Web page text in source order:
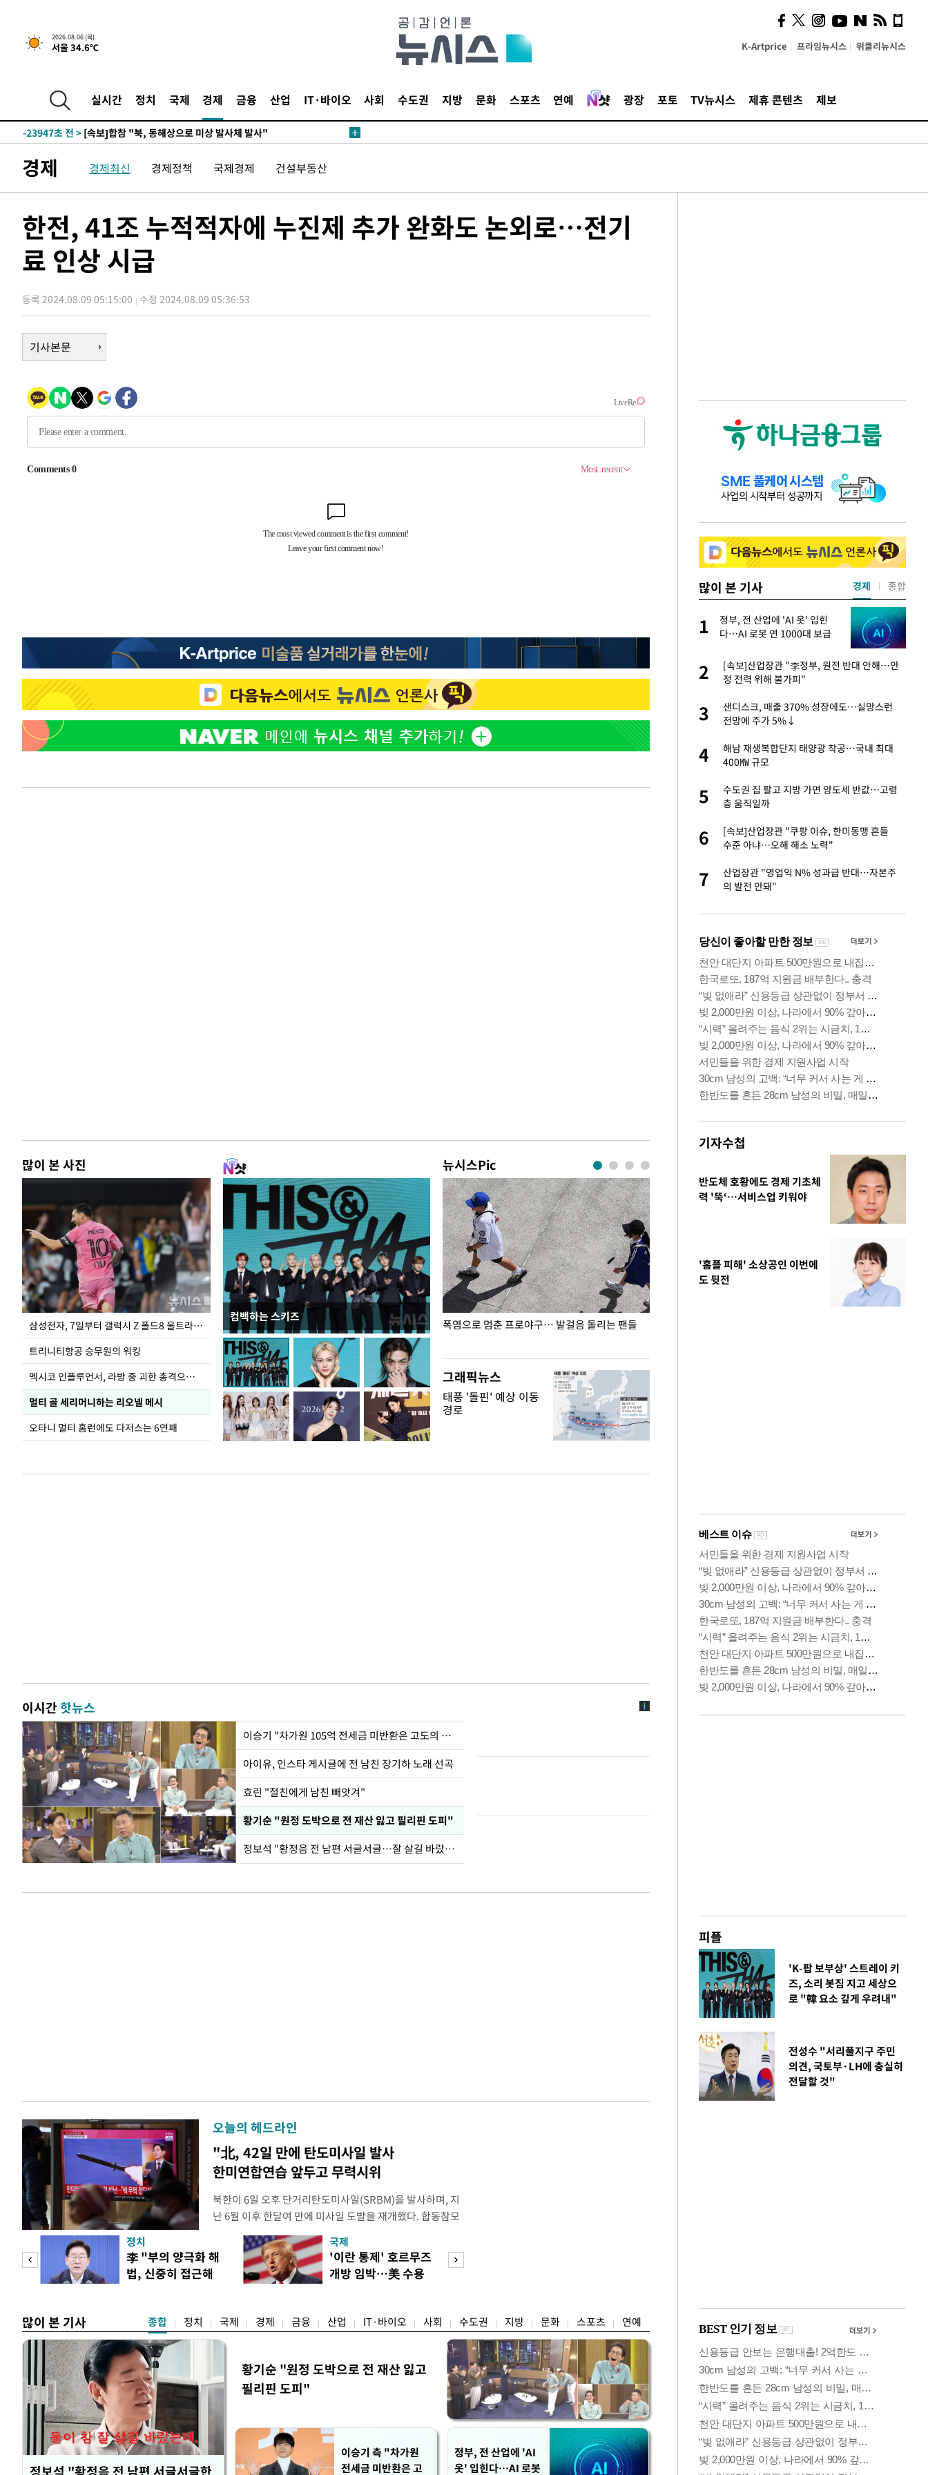
2026.08.06 (목)
서울 34.6℃ K-Artprice 프라임뉴시스 위클리뉴시스
실시간 정치 국제 경제 금융 산업 IT·바이오 사회 수도권 지방 문화 스포츠 연예 광장 포토 TV뉴시스 제휴 콘텐츠 제보
-160초 전 >[속보]경찰, '홍명보 선임 논란' 대한축구협회·축구회관 등 압수수색
-26363초 전 >[속보]합참 "北 발사체는 단거리탄도미사일…감시·경계태세 강
-24541초 전 >
[속보] SKT, 에이닷 서비스 장애 발생…"원인 파악 중"
-23947초 전 >
-23343초 전 > '낮 최고 39도' 불볕더위…한밤 열대야도 계속[내일날씨]
-22964초 전 >
"韓 외환시장 개입 관측 배경엔 美의 대한국 무역적자 있어"
-22791초 전 >'월드컵 탈락 후폭풍' 축구협회…초유의 압수수색에 '충격·당황'
-22193초 전 > [속보]종합특검, 대검 추가 압수수색…내란 중요임무종사 혐의
-18288초 전 > [속보]코스닥, 800p 회복…0.26% 오른 801.67 마감
-18218초 전 >[속보]코스피, 301.88포인트(4.58%) 내린 6296.38 마감
-15682초 전 >"여기 떨어졌다"…다누리, 스페이스X 로켓 달 충돌 흔적 포착
-5328초 전 >
내일까지 39도 '펄펄'…기상청 "태풍 지나며 폭염 잠시 꺾인다"
-4965초 전 >트럼프, 한국계 진보 주지사 후보 맹공…"공산주의가 최대 위협"
-4943초 전 > "美간섭에 합의 지연"…트럼프, '이란 호르무즈 통제권' 수용할까
-1463초 전 >[속보]산업장관 "李정부, 원전 반대 안해…안정 전력 위해 불가피"
[속보]7~9일 프로야구 3연전도 폭염 취소…11일 재개
-18288초 전 >[속보]코스닥, 800p 회복…0.26% 오른 801.67 마감
-18218초 전 >
[속보]코스피, 301.88포인트(4.58%) 내린 6296.38 마감
-15682초 전 > "여기 떨어졌다"…다누리, 스페이스X 로켓 달 충돌 흔적 포착
-12727초 전 >손흥민, 5경기 연속골 실패…LAFC는 승부차기 끝 과달라하라 격파
-5328초 전 >
내일까지 39도 '펄펄'…기상청 "태풍 지나며 폭염 잠시 꺾인다"
-4965초 전 >트럼프, 한국계 진보 주지사 후보 맹공…"공산주의가 최대 위협"
-1463초 전 >[속보]산업장관 "李정부, 원전 반대 안해…안정 전력 위해 불가피"
경제 경제최신 경제정책 국제경제 건설부동산
한전, 41조 누적적자에 누진제 추가 완화도 논외로…전기
료 인상 시급
등록 2024.08.09 05:15:00 수정 2024.08.09 05:36:53
기사본문
많이 본 사진
삼성전자, 7일부터 갤럭시 Z 폴드8 울트라·폴드8·플립8 출시
트리니티항공 승무원의 워킹
멕시코 인플루언서, 라방 중 괴한 총격으로 사망
멀티 골 세리머니하는 리오넬 메시
오타니 멀티 홈런에도 다저스는 6연패
컴백하는 스키즈
뉴시스Pic
입추 하루 앞둔 전남광주… 열화상 카메라에 담긴
폭염
폭염으로 멈춘 프로야구… 발걸음 돌리는 팬들
그래픽뉴스
태풍 '돌핀' 예상 이동
경로
이시간핫뉴스
이승기 "차가원 105억 전세금 미반환은 고도의 사기"
아이유, 인스타 게시글에 전 남친 장기하 노래 선곡
효린 "절친에게 남친 빼앗겨"
황기순 "원정 도박으로 전 재산 잃고 필리핀 도피"
정보석 "황정음 전 남편 서글서글…잘 살길 바랐는데"
오늘의 헤드라인
"北, 42일 만에 탄도미사일 발사
한미연합연습 앞두고 무력시위
북한이 6일 오후 단거리탄도미사일(SRBM)을 발사하며, 지
난 6월 이후 한달여 만에 미사일 도발을 재개했다. 합동참모
본부에 따르면 우리 군은 6일 오후 5시께 북한 원산 일대에
서 동해상으로 발사된 단거리 탄도미사일 1발을 포착했다.
정확한 제원에 대해서는 한미가 정밀 분석 중에 있다. 한미
정보당국은 발사 초기부터 관련 동향을 추적 및 공
정치
李 "부의 양극화 해
법, 신중히 접근해
국제
'이란 통제' 호르무즈
개방 임박…美 수용
많이 본 기사 종합 정치 국제 경제 금융 산업 IT·바이오 사회 수도권 지방 문화 스포츠 연예
정보석 "황정음 전 남편 서글서글한
황기순 "원정 도박으로 전 재산 잃고
필리핀 도피"
이승기 측 "차가원
전세금 미반환은 고
정부, 전 산업에 'AI
옷' 입힌다…AI 로봇
많이 본 기사
2
황기순 "원정 도박으로 전 재산 잃고 필리핀
도피"
3
이승기 측 "차가원 전세금 미반환은 고도의
사기 수법…엄벌 원해"
4
정부, 전 산업에 'AI 옷' 입힌다…AI 로봇 연
5 최준희, 또 성형수술 예고 "짝짝이 눈 탈출"
1
정부, 전 산업에 'AI 옷' 입힌
다…AI 로봇 연 1000대 보급
2
[속보]산업장관 "李정부, 원전 반대 안해…안
정 전력 위해 불가피"
3
샌디스크, 매출 370% 성장에도…실망스런
전망에 주가 5%↓
4
해남 재생복합단지 태양광 착공…국내 최대
400㎿ 규모
5
수도권 집 팔고 지방 가면 양도세 반값…고령
층 움직일까
6
[속보]산업장관 "쿠팡 이슈, 한미동맹 흔들
수준 아냐…오해 해소 노력"
7
산업장관 "영업익 N% 성과급 반대…자본주
의 발전 안돼"
경제 종합
기자수첩
반도체 호황에도 경제 기초체
력 '뚝‘…서비스업 키워야
'홈플 피해' 소상공인 이번에
도 뒷전
피플
'K-팝 보부상' 스트레이 키
즈, 소리 봇짐 지고 세상으
로 "韓 요소 깊게 우려내"
전성수 "서리풀지구 주민
의견, 국토부·LH에 충실히
전달할 것"